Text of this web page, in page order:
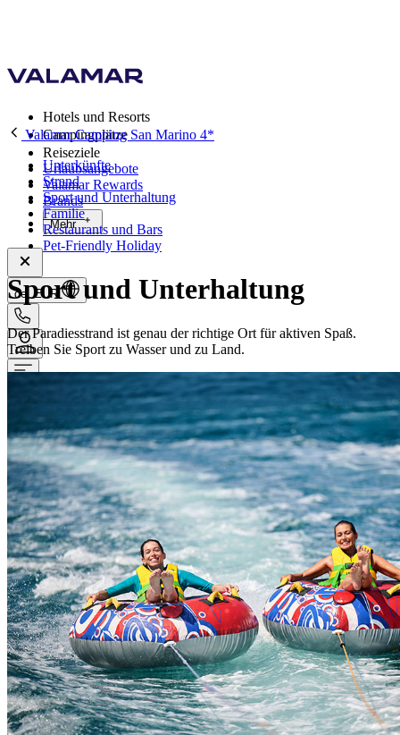
Hotels und Resorts
Campingplätze
Reiseziele
Urlaubsangebote
Valamar Rewards
Brands
Mehr
de, EUR
Valamar Camping San Marino 4*
Unterkünfte
Strand
Sport und Unterhaltung
Familie
Restaurants und Bars
Pet-Friendly Holiday
Sport und Unterhaltung
Der Paradiesstrand ist genau der richtige Ort für aktiven Spaß.
Treiben Sie Sport zu Wasser und zu Land.